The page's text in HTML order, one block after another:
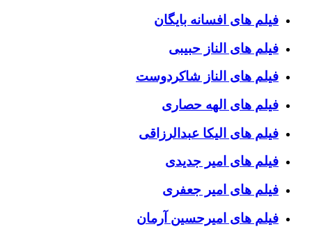
فیلم های افسانه بایگان
فیلم های الناز حبیبی
فیلم های الناز شاکردوست
فیلم های الهه حصاری
فیلم های الیکا عبدالرزاقی
فیلم های امیر جدیدی
فیلم های امیر جعفری
فیلم های امیرحسین آرمان